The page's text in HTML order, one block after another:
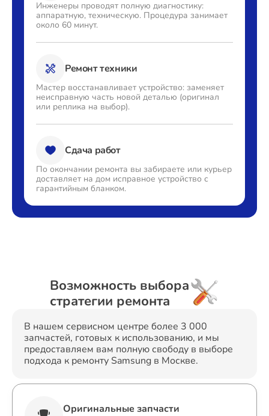
Инженеры проводят полную диагностику:
аппаратную, техническую. Процедура занимает
около 60 минут.
Ремонт техники
Мастер восстанавливает устройство: заменяет
неисправную часть новой деталью (оригинал
или реплика на выбор).
Сдача работ
По окончании ремонта вы забираете или курьер
доставляет на дом исправное устройство с
гарантийным бланком.
Возможность выбора
стратегии ремонта
В нашем сервисном центре более 3 000
запчастей, готовых к использованию, и мы
предоставляем вам полную свободу в выборе
подхода к ремонту Samsung в Москве.
Оригинальные запчасти